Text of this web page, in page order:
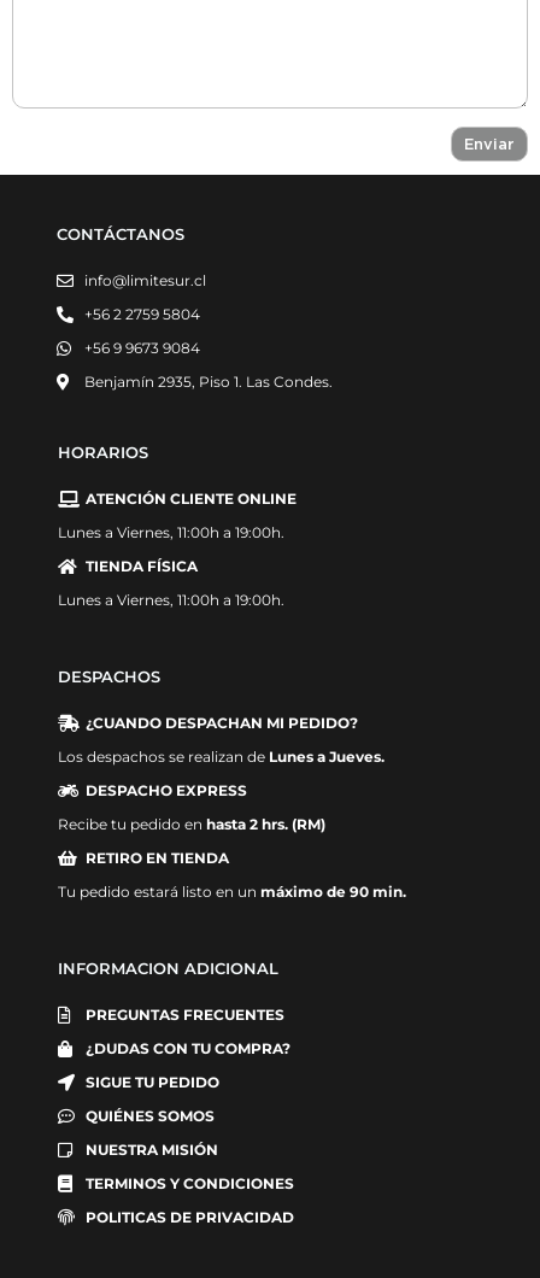
CONTÁCTANOS
info@limitesur.cl
+56 2 2759 5804
+56 9 9673 9084
Benjamín 2935, Piso 1. Las Condes.
HORARIOS
ATENCIÓN CLIENTE ONLINE
Lunes a Viernes, 11:00h a 19:00h.
TIENDA FÍSICA
Lunes a Viernes, 11:00h a 19:00h.
DESPACHOS
¿CUANDO DESPACHAN MI PEDIDO?
Los despachos se realizan de Lunes a Jueves.
DESPACHO EXPRESS
Recibe tu pedido en hasta 2 hrs. (RM)
RETIRO EN TIENDA
Tu pedido estará listo en un máximo de 90 min.
INFORMACION ADICIONAL
PREGUNTAS FRECUENTES
¿DUDAS CON TU COMPRA?
SIGUE TU PEDIDO
QUIÉNES SOMOS
NUESTRA MISIÓN
TERMINOS Y CONDICIONES
POLITICAS DE PRIVACIDAD